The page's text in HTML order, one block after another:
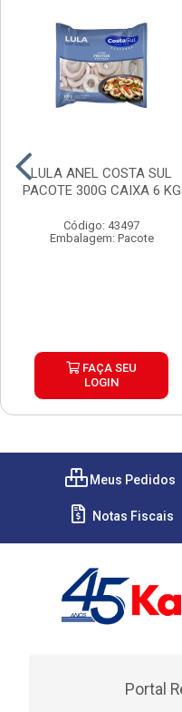
LULA ANEL COSTA SUL
PACOTE 300G CAIXA 6 KG
Código: 43497
Embalagem: Pacote
FAÇA SEU
LOGIN
Meus Pedidos
Notas Fiscais
Portal